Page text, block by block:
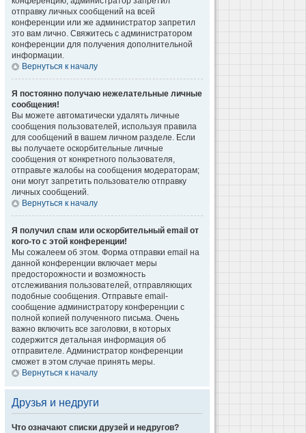
отправку личных сообщений на всей
конференции или же администратор запретил
это вам лично. Свяжитесь с администратором
конференции для получения дополнительной
информации.
Вернуться к началу
Я постоянно получаю нежелательные личные
сообщения!
Вы можете автоматически удалять личные
сообщения пользователей, используя правила
для сообщений в вашем личном разделе. Если
вы получаете оскорбительные личные
сообщения от конкретного пользователя,
отправьте жалобы на сообщения модераторам;
они могут запретить пользователю отправку
личных сообщений.
Вернуться к началу
Я получил спам или оскорбительный email от
кого-то с этой конференции!
Мы сожалеем об этом. Форма отправки email на
данной конференции включает меры
предосторожности и возможность
отслеживания пользователей, отправляющих
подобные сообщения. Отправьте email-
сообщение администратору конференции с
полной копией полученного письма. Очень
важно включить все заголовки, в которых
содержится детальная информация об
отправителе. Администратор конференции
сможет в этом случае принять меры.
Вернуться к началу
Друзья и недруги
Что означают списки друзей и недругов?